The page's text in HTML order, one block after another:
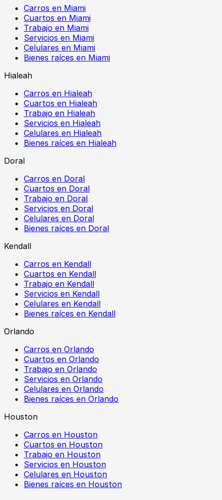
Carros en Miami
Cuartos en Miami
Trabajo en Miami
Servicios en Miami
Celulares en Miami
Bienes raíces en Miami
Hialeah
Carros en Hialeah
Cuartos en Hialeah
Trabajo en Hialeah
Servicios en Hialeah
Celulares en Hialeah
Bienes raíces en Hialeah
Doral
Carros en Doral
Cuartos en Doral
Trabajo en Doral
Servicios en Doral
Celulares en Doral
Bienes raíces en Doral
Kendall
Carros en Kendall
Cuartos en Kendall
Trabajo en Kendall
Servicios en Kendall
Celulares en Kendall
Bienes raíces en Kendall
Orlando
Carros en Orlando
Cuartos en Orlando
Trabajo en Orlando
Servicios en Orlando
Celulares en Orlando
Bienes raíces en Orlando
Houston
Carros en Houston
Cuartos en Houston
Trabajo en Houston
Servicios en Houston
Celulares en Houston
Bienes raíces en Houston